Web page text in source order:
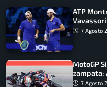
ATP
azzurri
7 Agosto
MotoGP
zampata:
costretto
7 Agosto